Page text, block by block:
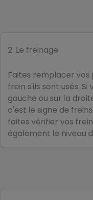
2. Le freinage
Faites remplacer vos
frein s'ils sont usés.
gauche ou sur la
c'est le signe de
faites vérifier vos
également le niveau